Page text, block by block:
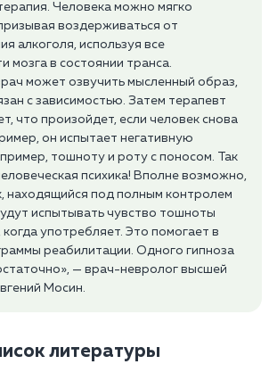
Человека можно мягко
воздерживаться от
алкоголя, используя все
мозга в состоянии транса.
может озвучить мысленный образ,
с зависимостью. Затем терапевт
что произойдет, если человек снова
он испытает негативную
тошноту и роту с поносом. Так
психика! Вполне возможно,
находящийся под полным контролем
испытывать чувство тошноты
употребляет. Это помогает в
реабилитации. Одного гипноза
— врач-невролог высшей
Мосин.
литературы